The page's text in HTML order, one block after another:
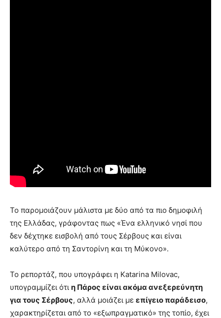
Το παρομοιάζουν μάλιστα με δύο από τα πιο δημοφιλή
της Ελλάδας, γράφοντας πως «Ένα ελληνικό νησί που
δεν δέχτηκε εισβολή από τους Σέρβους και είναι
καλύτερο από τη Σαντορίνη και τη Μύκονο».
Το ρεπορτάζ, που υπογράφει η Katarina Milovac,
υπογραμμίζει ότι η Πάρος είναι ακόμα ανεξερεύνητη
για τους Σέρβους, αλλά μοιάζει με επίγειο παράδεισο,
χαρακτηρίζεται από το «εξωπραγματικό» της τοπίο, έχει